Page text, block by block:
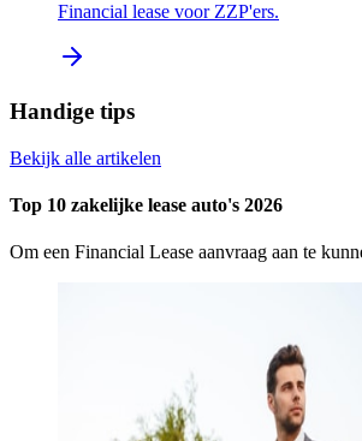
Financial lease voor ZZP'ers.
Handige tips
Bekijk alle artikelen
Top 10 zakelijke lease auto's 2026
Om een Financial Lease aanvraag aan te